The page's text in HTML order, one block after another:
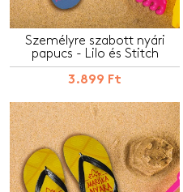
Személyre szabott nyári
papucs - Lilo és Stitch
3.899 Ft